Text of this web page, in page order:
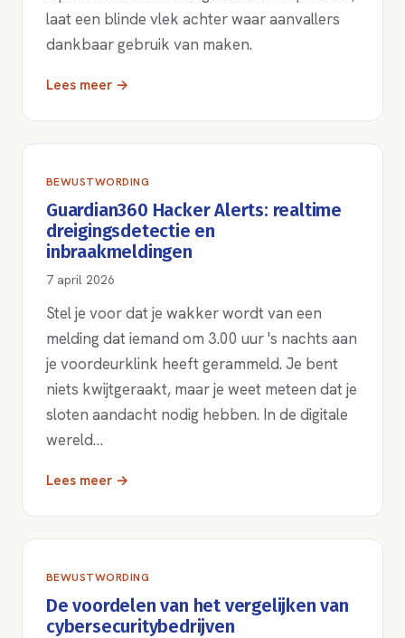
laat een blinde vlek achter waar aanvallers
dankbaar gebruik van maken.
Lees meer →
BEWUSTWORDING
Guardian360 Hacker Alerts: realtime
dreigingsdetectie en
inbraakmeldingen
7 april 2026
Stel je voor dat je wakker wordt van een
melding dat iemand om 3.00 uur 's nachts aan
je voordeurklink heeft gerammeld. Je bent
niets kwijtgeraakt, maar je weet meteen dat je
sloten aandacht nodig hebben. In de digitale
wereld…
Lees meer →
BEWUSTWORDING
De voordelen van het vergelijken van
cybersecuritybedrijven